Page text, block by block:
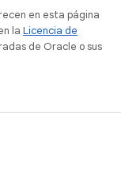
en esta página
la Licencia de
de Oracle o sus